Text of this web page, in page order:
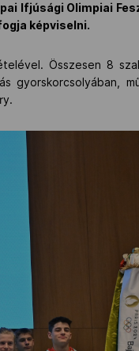
Ifjúsági Olimpiai
képviselni.
Összesen 8